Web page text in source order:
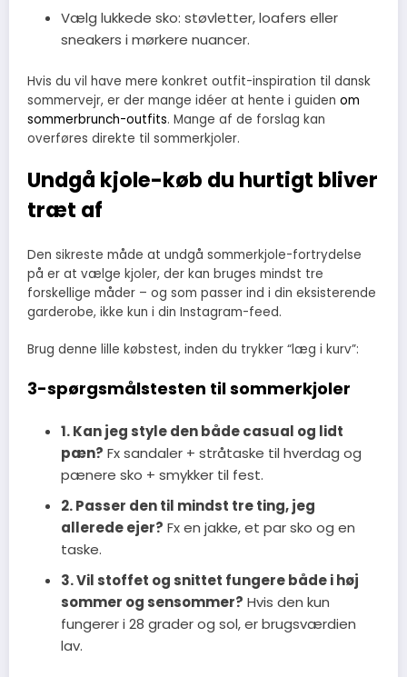
Vælg lukkede sko: støvletter, loafers eller
sneakers i mørkere nuancer.
Hvis du vil have mere konkret outfit-inspiration til dansk
sommervejr, er der mange idéer at hente i guiden om
sommerbrunch-outfits. Mange af de forslag kan
overføres direkte til sommerkjoler.
Undgå kjole-køb du hurtigt bliver
træt af
Den sikreste måde at undgå sommerkjole-fortrydelse
på er at vælge kjoler, der kan bruges mindst tre
forskellige måder – og som passer ind i din eksisterende
garderobe, ikke kun i din Instagram-feed.
Brug denne lille købstest, inden du trykker “læg i kurv”:
3-spørgsmålstesten til sommerkjoler
1. Kan jeg style den både casual og lidt
pæn? Fx sandaler + stråtaske til hverdag og
pænere sko + smykker til fest.
2. Passer den til mindst tre ting, jeg
allerede ejer? Fx en jakke, et par sko og en
taske.
3. Vil stoffet og snittet fungere både i høj
sommer og sensommer? Hvis den kun
fungerer i 28 grader og sol, er brugsværdien
lav.